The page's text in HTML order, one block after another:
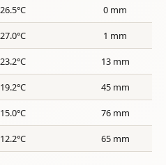
26.5°C 0 mm
27.0°C 1 mm
23.2°C 13 mm
19.2°C 45 mm
15.0°C 76 mm
12.2°C 65 mm